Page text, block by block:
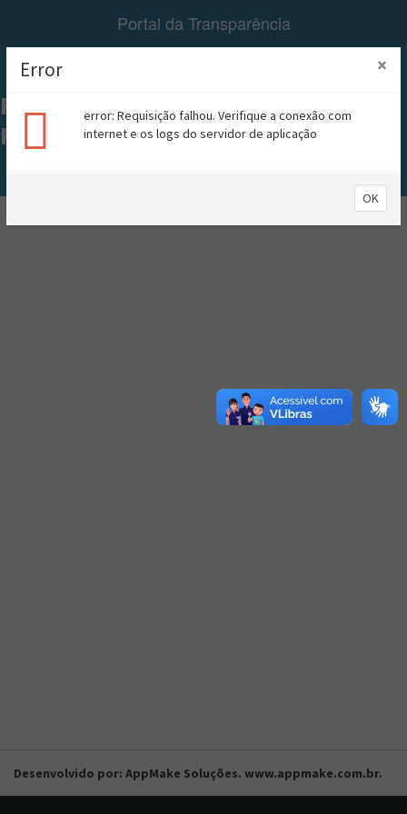
Portal da Transparência
Menu
PREFEITURA MUNICIPAL DE
RIACHÃO
Desenvolvido por: AppMake Soluções. www.appmake.com.br.
×
Error
error: Requisição falhou. Verifique a conexão com
internet e os logs do servidor de aplicação
OK